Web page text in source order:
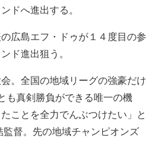
ドへ進出する。
広島エフ・ドゥが１４度目の参
ド進出狙う。
。全国の地域リーグの強豪だけ
も真剣勝負ができる唯一の機
ことを全力でんぶつけたい」と
督。先の地域チャンピオンズ